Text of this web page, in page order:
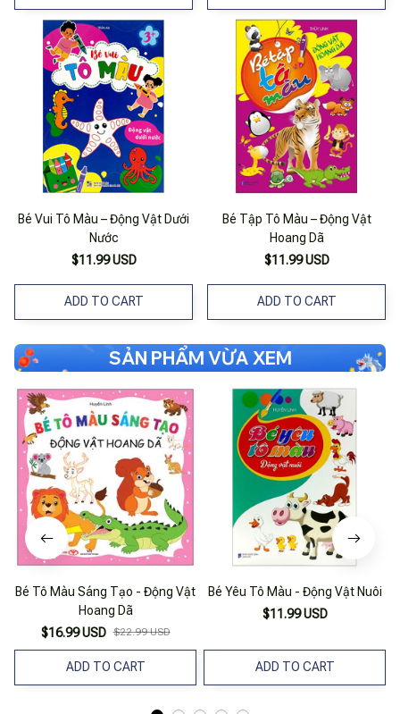
Bé Vui Tô Màu – Động Vật Dưới
Nước
$11.99 USD
ADD TO CART
Bé Tập Tô Màu – Động Vật
Hoang Dã
$11.99 USD
ADD TO CART
SẢN PHẨM VỪA XEM
Bé Tô Màu Sáng Tạo - Động Vật
Hoang Dã
$16.99 USD $22.99 USD
ADD TO CART
Bé Yêu Tô Màu - Động Vật Nuôi
$11.99 USD
ADD TO CART